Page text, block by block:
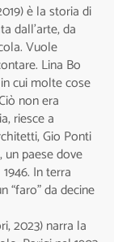
è la storia di
dall'arte, da
Vuole
Lina Bo
cui molte cose
non era
riesce a
Gio Ponti
un paese dove
In terra
“faro” da decine
2023) narra la